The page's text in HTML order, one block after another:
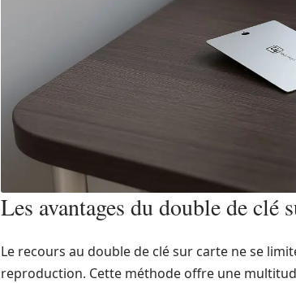
Les avantages du double de clé
Le recours au double de clé sur carte ne se
reproduction. Cette méthode offre une